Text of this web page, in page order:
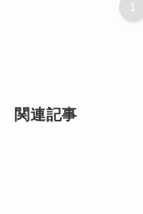
1
関連記事